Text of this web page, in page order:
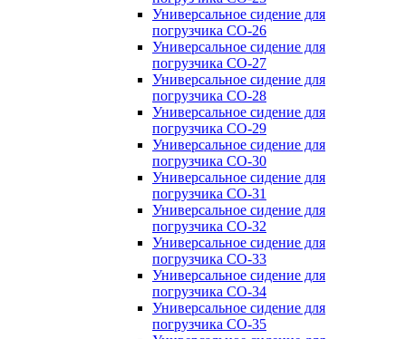
Универсальное сидение для
погрузчика CO-26
Универсальное сидение для
погрузчика CO-27
Универсальное сидение для
погрузчика CO-28
Универсальное сидение для
погрузчика CO-29
Универсальное сидение для
погрузчика CO-30
Универсальное сидение для
погрузчика CO-31
Универсальное сидение для
погрузчика CO-32
Универсальное сидение для
погрузчика CO-33
Универсальное сидение для
погрузчика CO-34
Универсальное сидение для
погрузчика CO-35